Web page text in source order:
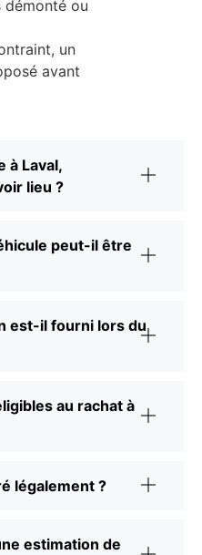
démonté ou
un
avant
à Laval,
lieu ?
peut-il être
est-il fourni lors du
au rachat à
légalement ?
estimation de